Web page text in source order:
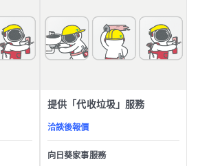
提供「代收垃圾」服務
洽談後報價
向日葵家事服務